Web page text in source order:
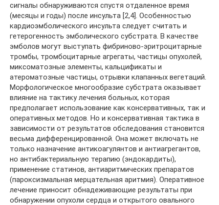
сигналы обнаруживаются спустя отдаленное время
(месяцы и годы) после инсульта [2,4]. Особенностью
кардиоэмболического инсульта следует считать и
гетерогенность эмболического субстрата. В качестве
эмболов могут выступать фибриново-эритроцитарные
тромбы, тромбоцитарные агрегаты, частицы опухолей,
миксоматозные элементы, кальцификаты и
атероматозные частицы, отрывки клапанных вегетаций.
Морфологическое многообразие субстрата оказывает
влияние на тактику лечения больных, которая
предполагает использование как консервативных, так и
оперативных методов. Но и консервативная тактика в
зависимости от результатов обследования становится
весьма дифференцированной. Она может включать не
только назначение антикоагулянтов и антиагрегантов,
но антибактериальную терапию (эндокардиты),
применение статинов, антиаритмических препаратов
(пароксизмальная мерцательная аритмия). Оперативное
лечение приносит обнадеживающие результаты при
обнаружении опухоли сердца и открытого овального